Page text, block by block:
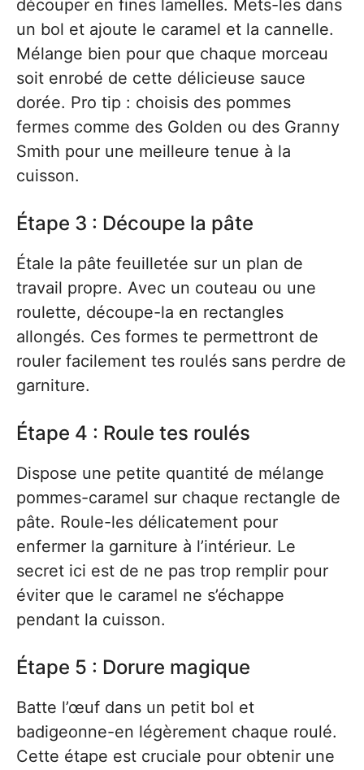
découper en fines lamelles. Mets-les dans
un bol et ajoute le caramel et la cannelle.
Mélange bien pour que chaque morceau
soit enrobé de cette délicieuse sauce
dorée. Pro tip : choisis des pommes
fermes comme des Golden ou des Granny
Smith pour une meilleure tenue à la
cuisson.
Étape 3 : Découpe la pâte
Étale la pâte feuilletée sur un plan de
travail propre. Avec un couteau ou une
roulette, découpe-la en rectangles
allongés. Ces formes te permettront de
rouler facilement tes roulés sans perdre de
garniture.
Étape 4 : Roule tes roulés
Dispose une petite quantité de mélange
pommes-caramel sur chaque rectangle de
pâte. Roule-les délicatement pour
enfermer la garniture à l’intérieur. Le
secret ici est de ne pas trop remplir pour
éviter que le caramel ne s’échappe
pendant la cuisson.
Étape 5 : Dorure magique
Batte l’œuf dans un petit bol et
badigeonne-en légèrement chaque roulé.
Cette étape est cruciale pour obtenir une